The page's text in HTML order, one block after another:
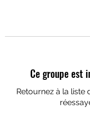
Ce groupe est
Retournez à la liste